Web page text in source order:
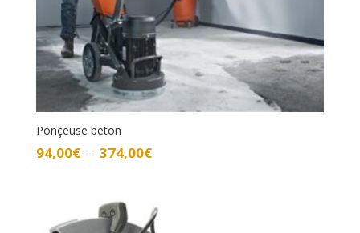
Ponçeuse beton
94,00€ – 374,00€Plage
94,00€
à